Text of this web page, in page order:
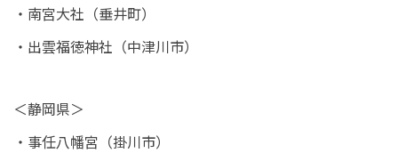
・南宮大社（垂井町）
・出雲福徳神社（中津川市）
＜静岡県＞
・事任八幡宮（掛川市）